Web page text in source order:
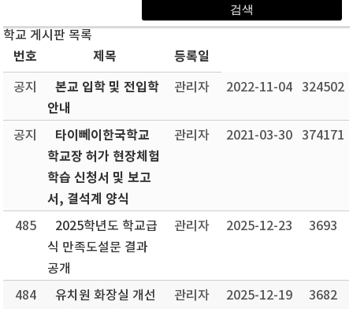
학교 게시판 목록
번호 제목 등록일
공지
본교 입학 및 전입학
안내
관리자 2022-11-04 324502
공지
타이뻬이한국학교
학교장 허가 현장체험
학습 신청서 및 보고
서, 결석계 양식
관리자 2021-03-30 374171
485
2025학년도 학교급
식 만족도설문 결과
공개
관리자 2025-12-23 3693
484
유치원 화장실 개선
관리자 2025-12-19 3682